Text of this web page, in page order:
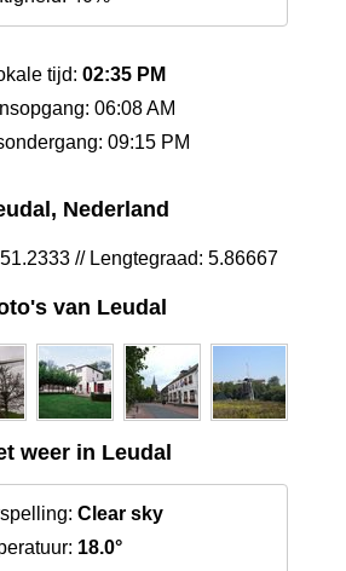
tijd: 02:35 PM
06:08 AM
09:15 PM
Nederland
// Lengtegraad: 5.86667
van Leudal‎
weer in Leudal‎
Clear sky
18.0°